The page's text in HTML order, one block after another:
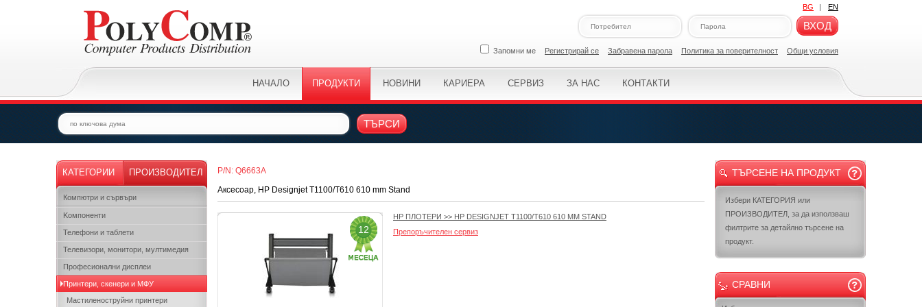
BG | EN
ВХОД
Запомни ме Регистрирай се Забравена парола Политикa за поверителност Общи условия
НАЧАЛО ПРОДУКТИ НОВИНИ КАРИЕРА СЕРВИЗ ЗА НАС КОНТАКТИ
ТЪРСИ
КАТЕГОРИИ ПРОИЗВОДИТЕЛ
Компютри и сървъри
Kомпоненти
Телефони и таблети
Телевизори, монитори, мултимедия
Професионални дисплеи
Принтери, скенери и МФУ
Мастиленоструйни принтери
P/N: Q6663A
Аксесоар, HP Designjet T1100/T610 610 mm Stand
12
HP ПЛОТЕРИ >> HP DESIGNJET T1100/T610 610 MM STAND
Препоръчителен сервиз
ТЪРСЕНЕ НА ПРОДУКТ
Избери КАТЕГОРИЯ или
ПРОИЗВОДИТЕЛ, за да използваш
филтрите за детайлно търсене на
продукт.
СРАВНИ